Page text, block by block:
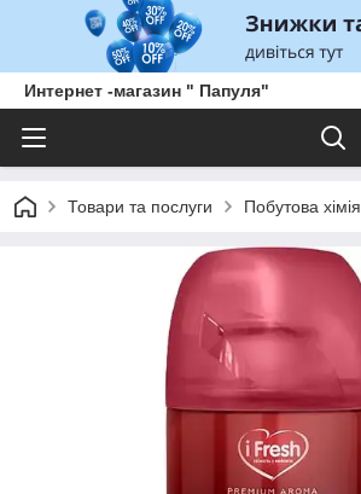
Интернет -магазин " Папуля"
Товари та послуги Побутова хімія